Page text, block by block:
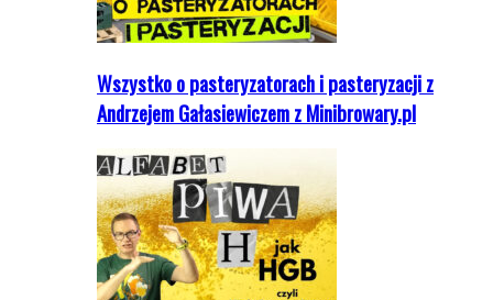
Wszystko o pasteryzatorach i pasteryzacji z
Andrzejem Gałasiewiczem z Minibrowary.pl